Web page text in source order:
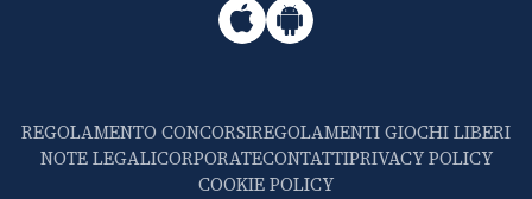
REGOLAMENTO CONCORSIREGOLAMENTI GIOCHI LIBERI
NOTE LEGALICORPORATECONTATTIPRIVACY POLICY
COOKIE POLICY